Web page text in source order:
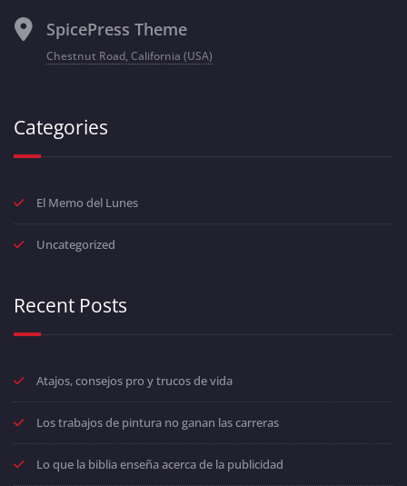
SpicePress Theme
Chestnut Road, California (USA)
Categories
El Memo del Lunes
Uncategorized
Recent Posts
Atajos, consejos pro y trucos de vida
Los trabajos de pintura no ganan las carreras
Lo que la biblia enseña acerca de la publicidad